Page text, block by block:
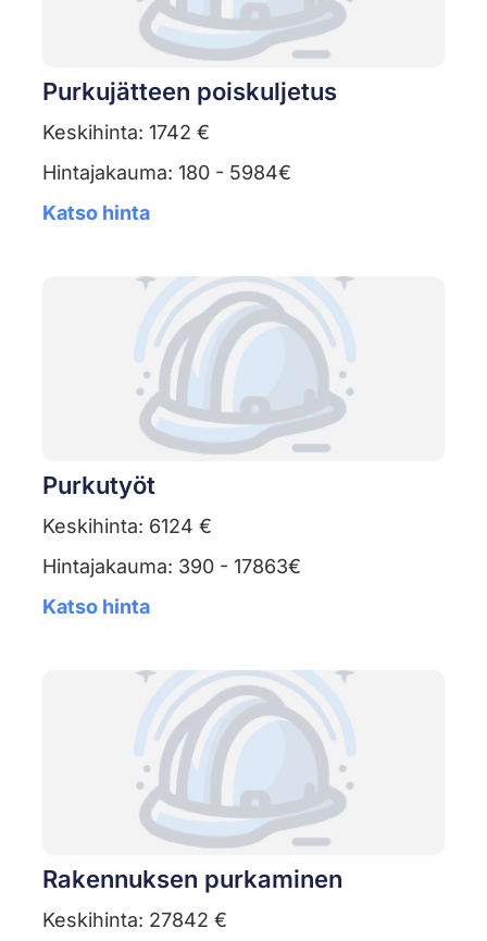
Purkujätteen poiskuljetus
Keskihinta: 1742 €
Hintajakauma: 180 - 5984€
Katso hinta
Purkutyöt
Keskihinta: 6124 €
Hintajakauma: 390 - 17863€
Katso hinta
Rakennuksen purkaminen
Keskihinta: 27842 €